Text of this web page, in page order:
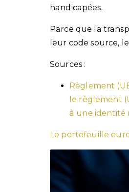
handicapées.
Parce que la
leur code source,
Sources :
Règlement
le règlement
à une identité
Le portefeuille